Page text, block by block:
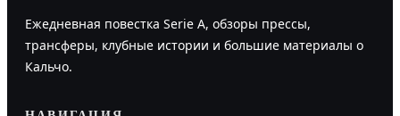
Ежедневная повестка Serie A, обзоры прессы,
трансферы, клубные истории и большие материалы о
Кальчо.